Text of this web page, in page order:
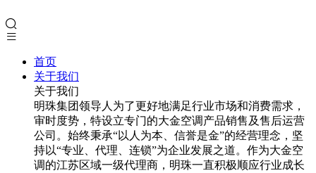
首页
关于我们
关于我们
明珠集团领导人为了更好地满足行业市场和消费需求，
审时度势，特设立专门的大金空调产品销售及售后运营
公司。始终秉承“以人为本、信誉是金”的经营理念，坚
持以“专业、代理、连锁”为企业发展之道。作为大金空
调的江苏区域一级代理商，明珠一直积极顺应行业成长